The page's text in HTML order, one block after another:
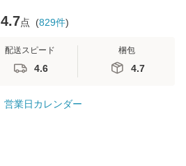
4.7点 (829件)
配送スピード
4.6
梱包
4.7
営業日カレンダー